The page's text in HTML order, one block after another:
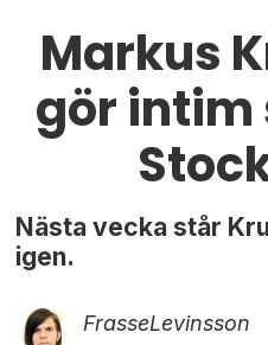
Markus
gör intim
Nästa vecka står
igen.
FrasseLevinsson